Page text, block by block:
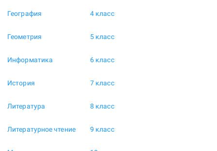
География
Геометрия
Информатика
История
Литература
Литературное чтение
4 класс
5 класс
6 класс
7 класс
8 класс
9 класс